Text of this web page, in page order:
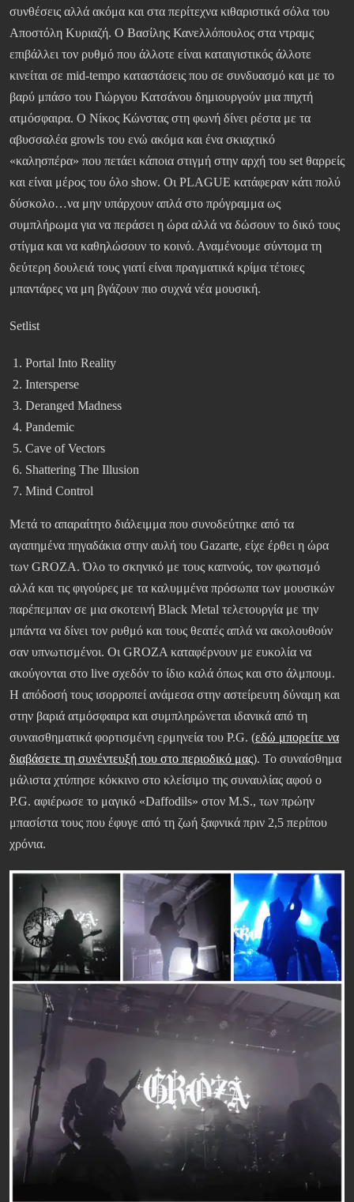
συνθέσεις αλλά ακόμα και στα περίτεχνα κιθαριστικά σόλα του
Αποστόλη Κυριαζή. Ο Βασίλης Κανελλόπουλος στα ντραμς
επιβάλλει τον ρυθμό που άλλοτε είναι καταιγιστικός άλλοτε
κινείται σε mid-tempo καταστάσεις που σε συνδυασμό και με το
βαρύ μπάσο του Γιώργου Κατσάνου δημιουργούν μια πηχτή
ατμόσφαιρα. Ο Νίκος Κώνστας στη φωνή δίνει ρέστα με τα
αβυσσαλέα growls του ενώ ακόμα και ένα σκιαχτικό
«καλησπέρα» που πετάει κάποια στιγμή στην αρχή του set θαρρείς
και είναι μέρος του όλο show. Οι PLAGUE κατάφεραν κάτι πολύ
δύσκολο…να μην υπάρχουν απλά στο πρόγραμμα ως
συμπλήρωμα για να περάσει η ώρα αλλά να δώσουν το δικό τους
στίγμα και να καθηλώσουν το κοινό. Αναμένουμε σύντομα τη
δεύτερη δουλειά τους γιατί είναι πραγματικά κρίμα τέτοιες
μπαντάρες να μη βγάζουν πιο συχνά νέα μουσική.
Setlist
Portal Into Reality
Intersperse
Deranged Madness
Pandemic
Cave of Vectors
Shattering The Illusion
Mind Control
Μετά το απαραίτητο διάλειμμα που συνοδεύτηκε από τα
αγαπημένα πηγαδάκια στην αυλή του Gazarte, είχε έρθει η ώρα
των GROZA. Όλο το σκηνικό με τους καπνούς, τον φωτισμό
αλλά και τις φιγούρες με τα καλυμμένα πρόσωπα των μουσικών
παρέπεμπαν σε μια σκοτεινή Black Metal τελετουργία με την
μπάντα να δίνει τον ρυθμό και τους θεατές απλά να ακολουθούν
σαν υπνωτισμένοι. Οι GROZA καταφέρνουν με ευκολία να
ακούγονται στο live σχεδόν το ίδιο καλά όπως και στο άλμπουμ.
Η απόδοσή τους ισορροπεί ανάμεσα στην αστείρευτη δύναμη και
στην βαριά ατμόσφαιρα και συμπληρώνεται ιδανικά από τη
συναισθηματικά φορτισμένη ερμηνεία του P.G. (εδώ μπορείτε να
διαβάσετε τη συνέντευξή του στο περιοδικό μας). Το συναίσθημα
μάλιστα χτύπησε κόκκινο στο κλείσιμο της συναυλίας αφού ο
P.G. αφιέρωσε το μαγικό «Daffodils» στον M.S., των πρώην
μπασίστα τους που έφυγε από τη ζωή ξαφνικά πριν 2,5 περίπου
χρόνια.